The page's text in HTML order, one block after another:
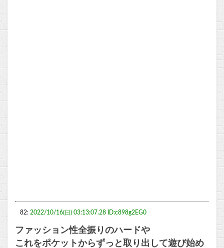
82: 2022/10/16(日) 03:13:07.28 ID:c898g2EG0
ファッション性全振りのハードや
これをポケットからずっと取り出して遊び始め